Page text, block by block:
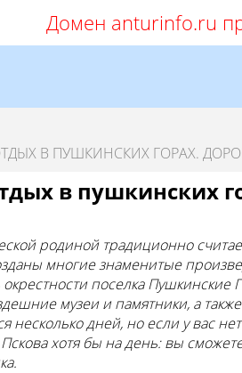
Домен anturinfo.ru
В ПУШКИНСКИХ ГОРАХ.
в пушкинских
родиной традиционно
многие знаменитые
поселка
музеи и памятники, а также
дней, но если у вас нет
хотя бы на день: вы